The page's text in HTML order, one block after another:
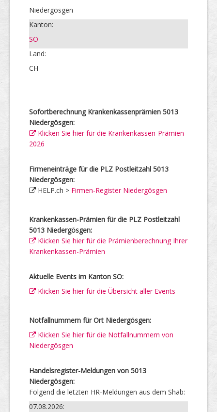
Niedergösgen
Kanton:
SO
Land:
CH
Sofortberechnung Krankenkassenprämien 5013
Niedergösgen:
Klicken Sie hier für die Krankenkassen-Prämien
2026
Firmeneinträge für die PLZ Postleitzahl 5013
Niedergösgen:
HELP.ch > Firmen-Register Niedergösgen
Krankenkassen-Prämien für die PLZ Postleitzahl
5013 Niedergösgen:
Klicken Sie hier für die Prämienberechnung Ihrer
Krankenkassen-Prämien
Aktuelle Events im Kanton SO:
Klicken Sie hier für die Übersicht aller Events
Notfallnummern für Ort Niedergösgen:
Klicken Sie hier für die Notfallnummern von
Niedergösgen
Handelsregister-Meldungen von 5013
Niedergösgen:
Folgend die letzten HR-Meldungen aus dem Shab:
07.08.2026: